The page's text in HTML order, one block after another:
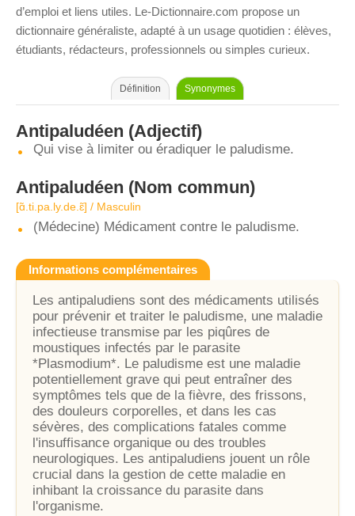
d’emploi et liens utiles. Le-Dictionnaire.com propose un
dictionnaire généraliste, adapté à un usage quotidien : élèves,
étudiants, rédacteurs, professionnels ou simples curieux.
Définition Synonymes
Antipaludéen (Adjectif)
Qui vise à limiter ou éradiquer le paludisme.
Antipaludéen (Nom commun)
[ɑ̃.ti.pa.ly.de.ɛ̃] / Masculin
(Médecine) Médicament contre le paludisme.
Informations complémentaires
Les antipaludiens sont des médicaments utilisés
pour prévenir et traiter le paludisme, une maladie
infectieuse transmise par les piqûres de
moustiques infectés par le parasite
*Plasmodium*. Le paludisme est une maladie
potentiellement grave qui peut entraîner des
symptômes tels que de la fièvre, des frissons,
des douleurs corporelles, et dans les cas
sévères, des complications fatales comme
l'insuffisance organique ou des troubles
neurologiques. Les antipaludiens jouent un rôle
crucial dans la gestion de cette maladie en
inhibant la croissance du parasite dans
l'organisme.